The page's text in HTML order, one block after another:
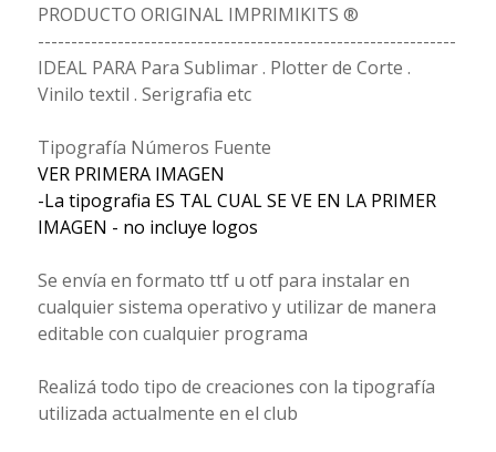
PRODUCTO ORIGINAL IMPRIMIKITS ®
---------------------------------------------------------------
IDEAL PARA Para Sublimar . Plotter de Corte .
Vinilo textil . Serigrafia etc
Tipografía Números Fuente
VER PRIMERA IMAGEN
-La tipografia ES TAL CUAL SE VE EN LA PRIMER
IMAGEN - no incluye logos
Se envía en formato ttf u otf para instalar en
cualquier sistema operativo y utilizar de manera
editable con cualquier programa
Realizá todo tipo de creaciones con la tipografía
utilizada actualmente en el club